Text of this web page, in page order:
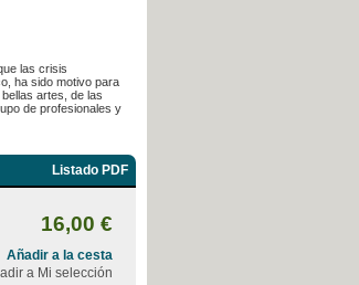
las crisis
ha sido motivo para
artes, de las
de profesionales y
Listado PDF
16,00 €
Añadir a la cesta
a Mi selección